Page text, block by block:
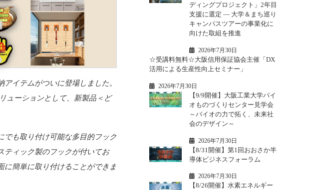
イテムがついに登場しました。
ューションとして、新製品＜ど
でも取り付け可能な多目的フック
ティック製のフックが付いてお
に簡単に取り付けることができま
ディングプロジェクト」2年目
支援に選定 ― 大学＆まち巡り
キャンパスツアーの事業化に
向けた取組を推進
2026年7月30日
☆受講料無料☆大阪信用保証協会主催「DX
活用による生産性向上セミナー」
2026年7月30日
【9/9開催】大阪工業大学バイ
オものづくりセンター見学会
～バイオの力で拓く、未来社
会のデザイン～
2026年7月30日
【8/31開催】第1回おおさか半
導体ビジネスフォーラム
2026年7月30日
【8/26開催】水素エネルギー